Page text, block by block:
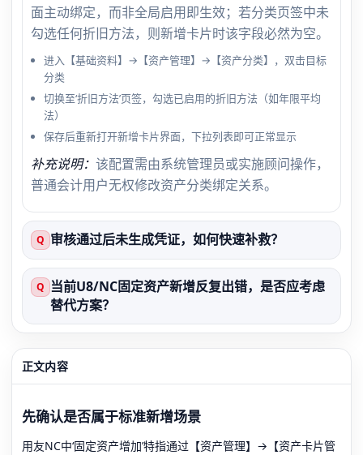
面主动绑定，而非全局启用即生效；若分类页签中未
勾选任何折旧方法，则新增卡片时该字段必然为空。
进入【基础资料】→【资产管理】→【资产分类】，双击目标
分类
切换至‘折旧方法’页签，勾选已启用的折旧方法（如年限平均
法）
保存后重新打开新增卡片界面，下拉列表即可正常显示
补充说明： 该配置需由系统管理员或实施顾问操作，
普通会计用户无权修改资产分类绑定关系。
Q 审核通过后未生成凭证，如何快速补救？
Q 当前U8/NC固定资产新增反复出错，是否应考虑
替代方案？
正文内容
先确认是否属于标准新增场景
用友NC中‘固定资产增加’特指通过【资产管理】→【资产卡片管